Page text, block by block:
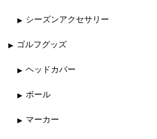
シーズンアクセサリー
ゴルフグッズ
ヘッドカバー
ボール
マーカー